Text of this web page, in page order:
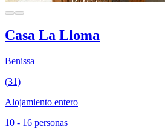
Casa La Lloma
Benissa
(31)
Alojamiento entero
10 - 16 personas